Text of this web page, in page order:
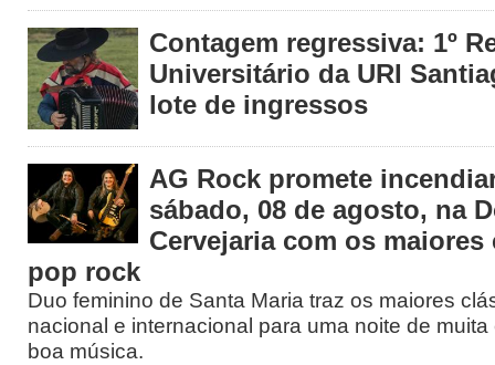
Contagem regressiva: 1º
Universitário da URI
lote de ingressos
AG Rock promete
sábado, 08 de agosto, na
Cervejaria com os
pop rock
Duo feminino de Santa Maria traz os maiores
nacional e internacional para uma noite de
boa música.